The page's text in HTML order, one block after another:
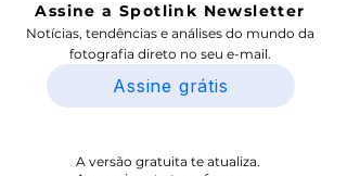
Assine a Spotlink Newsletter
Notícias, tendências e análises do mundo da
fotografia direto no seu e-mail.
Assine grátis
A versão gratuita te atualiza.